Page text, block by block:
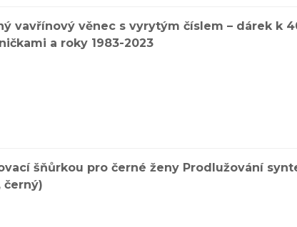
vavřínový věnec s vyrytým číslem – dárek k
a roky 1983-2023
šňůrkou pro černé ženy Prodlužování
černý)